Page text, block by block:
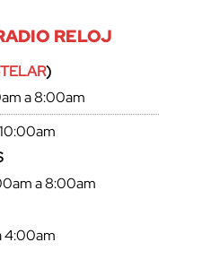
RELOJ
)
a 8:00am
a 8:00am
4:00am